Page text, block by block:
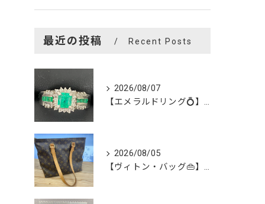
最近の投稿 Recent Posts
2026/08/07
【エメラルドリング💍】を買い取らせて頂きました😊
2026/08/05
【ヴィトン・バッグ👜】を買い取らせて頂きました😊